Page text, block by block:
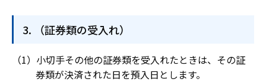
（証券類の受入れ）
小切手その他の証券類を受入れたときは、その証
券類が決済された日を預入日とします。